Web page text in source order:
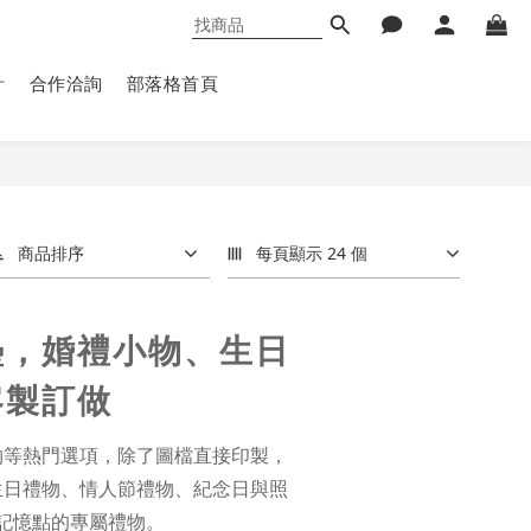
合作洽詢 部落格首頁
商品排序 每頁顯示 24 個
婚禮小物、生日
訂做
熱門選項，除了圖檔直接印製，
禮物、情人節禮物、紀念日與照
點的專屬禮物。